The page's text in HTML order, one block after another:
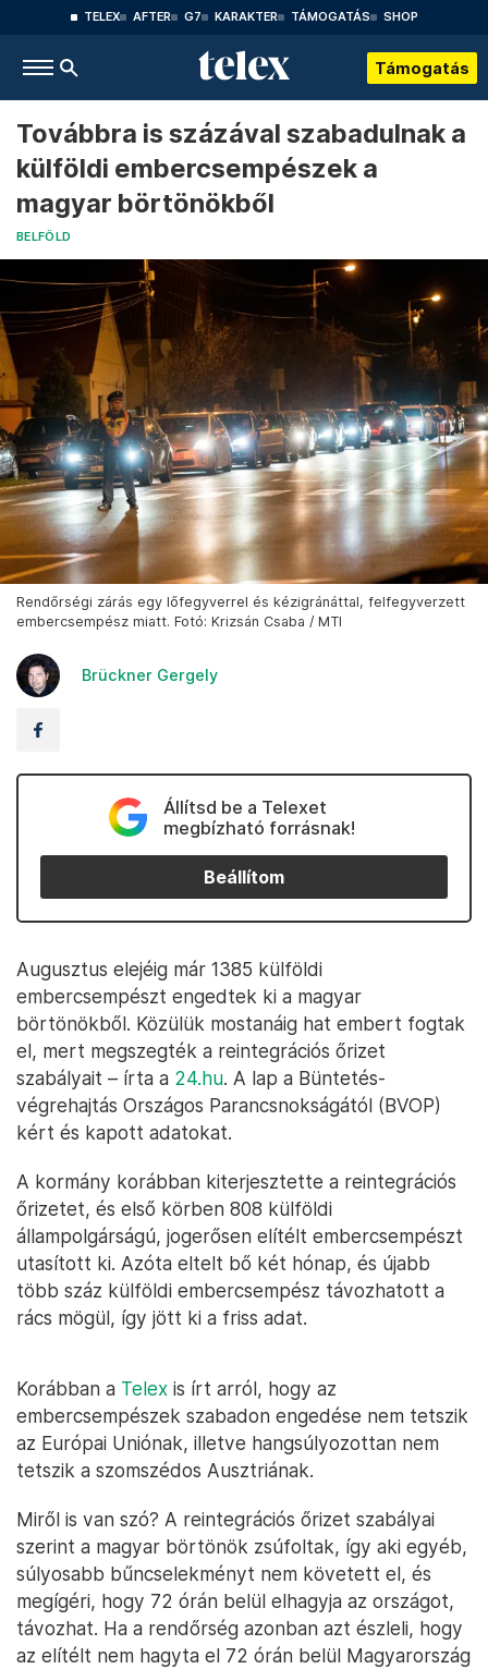
TELEX AFTER G7 KARAKTER TÁMOGATÁS SHOP
Támogatás
Továbbra is százával szabadulnak a
külföldi embercsempészek a
magyar börtönökből
BELFÖLD
Rendőrségi zárás egy lőfegyverrel és kézigránáttal, felfegyverzett
embercsempész miatt. Fotó: Krizsán Csaba / MTI
Brückner Gergely
Állítsd be a Telexet
megbízható forrásnak!
Beállítom
Augusztus elejéig már 1385 külföldi
embercsempészt engedtek ki a magyar
börtönökből. Közülük mostanáig hat embert fogtak
el, mert megszegték a reintegrációs őrizet
szabályait – írta a 24.hu. A lap a Büntetés-
végrehajtás Országos Parancsnokságától (BVOP)
kért és kapott adatokat.
A kormány korábban kiterjesztette a reintegrációs
őrizetet, és első körben 808 külföldi
állampolgárságú, jogerősen elítélt embercsempészt
utasított ki. Azóta eltelt bő két hónap, és újabb
több száz külföldi embercsempész távozhatott a
rács mögül, így jött ki a friss adat.
Korábban a Telex is írt arról, hogy az
embercsempészek szabadon engedése nem tetszik
az Európai Uniónak, illetve hangsúlyozottan nem
tetszik a szomszédos Ausztriának.
Miről is van szó? A reintegrációs őrizet szabályai
szerint a magyar börtönök zsúfoltak, így aki egyéb,
súlyosabb bűncselekményt nem követett el, és
megígéri, hogy 72 órán belül elhagyja az országot,
távozhat. Ha a rendőrség azonban azt észleli, hogy
az elítélt nem hagyta el 72 órán belül Magyarország